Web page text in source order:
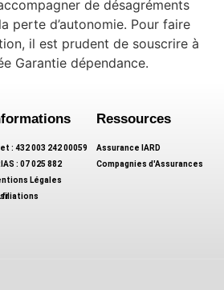
de désagréments
perte d’autonomie. Pour faire
il est prudent de souscrire à
Garantie dépendance.
: 432 003 242 00059
: 07 025 882
Légales
Ressources
Assurance IARD
Compagnies d'Assurances